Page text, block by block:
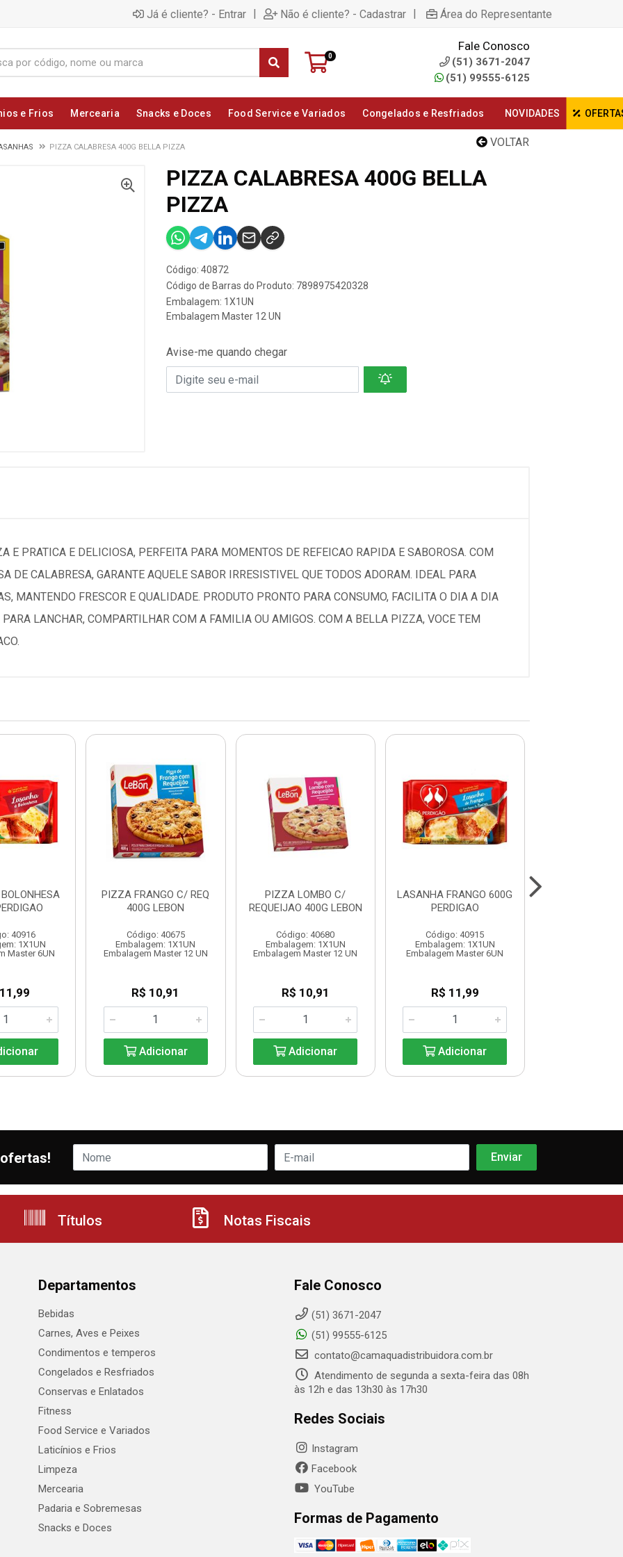
Já é cliente? - Entrar | Não é cliente? - Cadastrar | Área do Representante
0
Fale Conosco
(51) 3671-2047
(51) 99555-6125
e Frios Mercearia Snacks e Doces Food Service e Variados Congelados e Resfriados NOVIDADES
VOLTAR
PIZZA CALABRESA 400G BELLA PIZZA
PIZZA CALABRESA 400G BELLA
PIZZA
Código: 40872
Código de Barras do Produto: 7898975420328
Embalagem: 1X1UN
Embalagem Master 12 UN
Avise-me quando chegar
PRATICA E DELICIOSA, PERFEITA PARA MOMENTOS DE REFEICAO RAPIDA E SABOROSA. COM
DE CALABRESA, GARANTE AQUELE SABOR IRRESISTIVEL QUE TODOS ADORAM. IDEAL PARA
MANTENDO FRESCOR E QUALIDADE. PRODUTO PRONTO PARA CONSUMO, FACILITA O DIA A DIA
LANCHAR, COMPARTILHAR COM A FAMILIA OU AMIGOS. COM A BELLA PIZZA, VOCE TEM
40916
1X1UN
Master 6UN
PIZZA FRANGO C/ REQ
400G LEBON
Código: 40675
Embalagem: 1X1UN
Embalagem Master 12 UN
R$ 10,91
Adicionar
PIZZA LOMBO C/
REQUEIJAO 400G LEBON
Código: 40680
Embalagem: 1X1UN
Embalagem Master 12 UN
R$ 10,91
Adicionar
LASANHA FRANGO 600G
PERDIGAO
Código: 40915
Embalagem: 1X1UN
Embalagem Master 6UN
R$ 11,99
Adicionar
Títulos Notas Fiscais
Departamentos
Bebidas
Carnes, Aves e Peixes
Condimentos e temperos
Congelados e Resfriados
Conservas e Enlatados
Fitness
Food Service e Variados
Laticínios e Frios
Limpeza
Mercearia
Padaria e Sobremesas
Snacks e Doces
Fale Conosco
(51) 3671-2047
(51) 99555-6125
contato@camaquadistribuidora.com.br
Atendimento de segunda a sexta-feira das 08h
às 12h e das 13h30 às 17h30
Redes Sociais
Instagram
Facebook
YouTube
Formas de Pagamento